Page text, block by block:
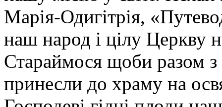
Марія-Одигітрія,
наш народ і цілу Церкву
Стараймося щоби разом
принесли до храму на